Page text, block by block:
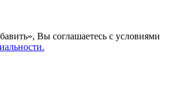
Вы соглашаетесь c условиями